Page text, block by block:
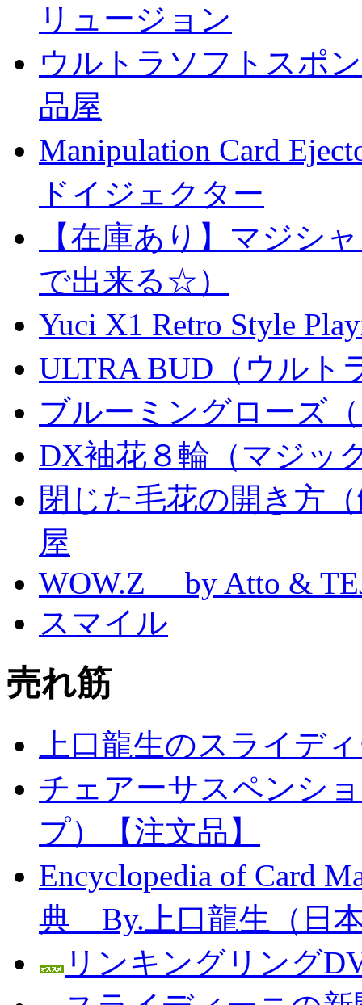
リュージョン
ウルトラソフトスポ
品屋
Manipulation Card
ドイジェクター
【在庫あり】マジシ
で出来る☆）
Yuci X1 Retro Style
ULTRA BUD（ウルト
ブルーミングローズ
DX袖花８輪（マジッ
閉じた毛花の開き方
屋
WOW.Z by Atto &
スマイル
売れ筋
上口龍生のスライデ
チェアーサスペンシ
プ）【注文品】
Encyclopedia of Card
典 By.上口龍生（日
リンキングリング